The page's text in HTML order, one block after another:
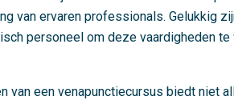
van ervaren professionals. Gelukkig
personeel om deze vaardigheden
van een venapunctiecursus biedt niet